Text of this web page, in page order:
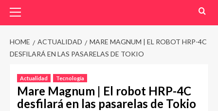
Menu
HOME ACTUALIDAD
MARE MAGNUM | EL ROBOT HRP-4C
DESFILARÁ EN LAS PASARELAS DE TOKIO
Actualidad Tecnología
Mare Magnum | El robot HRP-4C
desfilará en las pasarelas de Tokio